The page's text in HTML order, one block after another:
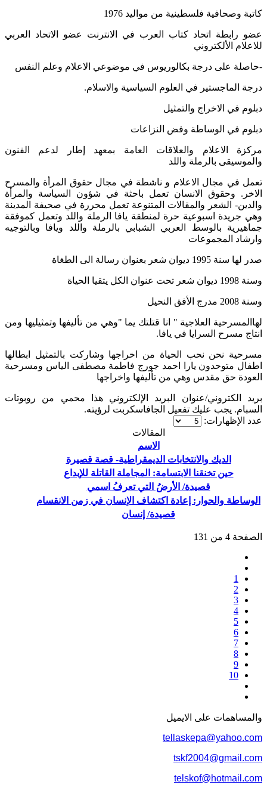
كاتبة وصحافية فلسطينية من مواليد 1976
عضو رابطة اتحاد كتاب العرب في الانترنت عضو الاتحاد العربي
للاعلام الألكتروني
-حاصلة على درجة بكالوريوس في موضوعي الاعلام وعلم النفس
درجة الماجستير في العلوم السياسية والاسلام.
دبلوم في الاخراج والتمثيل
دبلوم في الوساطة وفض النزاعات
مركزة الاعلام والعلاقات العامة بمعهد إطار لدعم الفنون
والموسيقى بالرملة واللد
تعمل في مجال الاعلام و ناشطة في مجال حقوق المرأة والمسرح
الاخر. وحقوق الانسان تعمل باحثة في شؤون السياسة والمرأة
والدين- الشعر والمقالات المتنوعة تعمل محررة في صحيفة المدينة
وهي جريدة اسبوعية حرة لمنطقة يافا الرملة واللد وتعمل كموفقة
جماهيرية بالوسط العربي الشبابي بالرملة واللد ويافا وبالتوجيه
وارشاد المجموعات
صدر لها سنة 1995 ديوان شعر بعنوان رسالة الى الطغاة
وسنة 1998 ديوان شعر تحت عنوان الكل يتقيا الحياة
وسنة 2008 مدرج الأفق النحيل
لهاالمسرحية العلاجية " انا قتلتك يما "وهي من تأليفها وتمثيليها ومن
انتاج مسرح السرايا في يافا.
مسرحية نحن نحب الحياة من اخراجها وشاركت بالتمثيل ابطالها
اطفال متوحدون يارا احمد جورج فاطمة مصطفى الياس ومسرحية
العودة حق مقدس وهي من تأليفها واخراجها
بريد الكتروني/عنوان البريد الإلكتروني هذا محمي من روبوتات
السبام. يجب عليك تفعيل الجافاسكربت لرؤيته.
عدد الإظهارات:
المقالات
الاسم
الديك والانتخابات الديمقراطية- قصة قصيرة
حين تخنقنا الابتسامة: المجاملة القاتلة للإبداع
قصيدة/ الأرضُ التي تعرفُ اسمي
الوساطة والحوار: إعادة اكتشاف الإنسان في زمن الانقسام
قصيدة/ إنسان
الصفحة 4 من 131
1
2
3
4
5
6
7
8
9
10
والمساهمات علی الایمیل
tellaskepa@yahoo.com
tskf2004@gmail.com
telskof@hotmail.com